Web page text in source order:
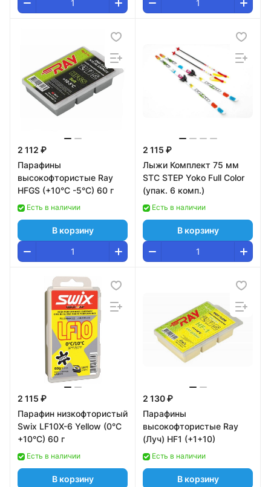
2 112 ₽
Парафины
высокофтористые Ray
HFGS (+10°С -5°С) 60 г
Есть в наличии
В корзину
2 115 ₽
Лыжи Комплект 75 мм
STC STEP Yoko Full Color
(упак. 6 комп.)
Есть в наличии
В корзину
2 115 ₽
Парафин низкофтористый
Swix LF10X-6 Yellow (0°С
+10°С) 60 г
Есть в наличии
В корзину
2 130 ₽
Парафины
высокофтористые Ray
(Луч) HF1 (+1+10)
Есть в наличии
В корзину